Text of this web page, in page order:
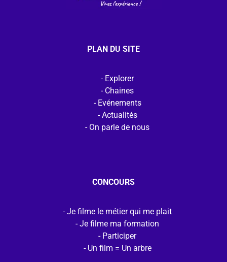
PLAN DU SITE
Explorer
Chaines
Evénements
Actualités
On parle de nous
CONCOURS
Je filme le métier qui me plait
Je filme ma formation
Participer
Un film = Un arbre